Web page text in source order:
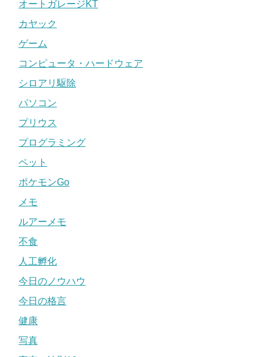
オートガレージKT
カヤック
ゲーム
コンピュータ・ハードウェア
シロアリ駆除
パソコン
プリウス
プログラミング
ペット
ポケモンGo
メモ
ルアーメモ
不食
人工孵化
今日のノウハウ
今日の格言
健康
写真